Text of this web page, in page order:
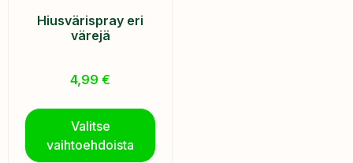
Hiusvärispray eri
värejä
4,99 €
Valitse
vaihtoehdoista